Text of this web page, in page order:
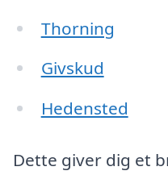
Thorning
Givskud
Hedensted
Dette giver dig et